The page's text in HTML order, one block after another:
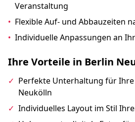
Veranstaltung
• Flexible Auf- und Abbauzeiten
• Individuelle Anpassungen an
Ihre Vorteile in Berlin
✓ Perfekte Unterhaltung für Ihre
Neukölln
✓ Individuelles Layout im Stil